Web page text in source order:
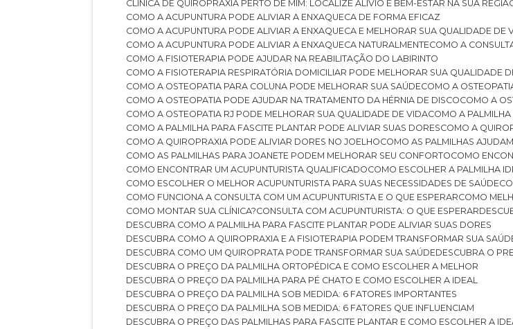
CLÍNICA DE QUIROPRAXIA PERTO DE MIM: LOCALIZE ALÍVIO E BEM-ESTAR NA SUA
COMO A ACUPUNTURA PODE ALIVIAR A ENXAQUECA DE FORMA EFICAZ
COMO A ACUPUNTURA PODE ALIVIAR A ENXAQUECA E MELHORAR SUA QUALIDADE DE
COMO A ACUPUNTURA PODE ALIVIAR A ENXAQUECA NATURALMENTE
COMO A
COMO A FISIOTERAPIA PODE AJUDAR NA REABILITAÇÃO DO LABIRINTO
COMO A FISIOTERAPIA RESPIRATÓRIA DOMICILIAR PODE MELHORAR SUA QUALIDADE
COMO A OSTEOPATIA PARA COLUNA PODE MELHORAR SUA SAÚDE
COMO A
COMO A OSTEOPATIA PODE AJUDAR NA TRATAMENTO DA HÉRNIA DE DISCO
COMO A
COMO A OSTEOPATIA RJ PODE MELHORAR SUA QUALIDADE DE VIDA
COMO A
COMO A PALMILHA PARA FASCITE PLANTAR PODE ALIVIAR SUAS DORES
COMO A
COMO A QUIROPRAXIA PODE ALIVIAR DORES NO JOELHO
COMO AS PALMILHAS
COMO AS PALMILHAS PARA JOANETE PODEM MELHORAR SEU CONFORTO
COMO
COMO ENCONTRAR UM ACUPUNTURISTA QUALIFICADO
COMO ESCOLHER A PALMILHA
COMO ESCOLHER O MELHOR ACUPUNTURISTA PARA SUAS NECESSIDADES DE SAÚDE
COMO FUNCIONA A CONSULTA COM UM ACUPUNTURISTA E O QUE ESPERAR
COMO
COMO MONTAR SUA CLÍNICA?
CONSULTA COM ACUPUNTURISTA: O QUE ESPERAR
DESCUBRA COMO A PALMILHA PARA FASCITE PLANTAR PODE ALIVIAR SUAS DORES
DESCUBRA COMO A QUIROPRAXIA E A FISIOTERAPIA PODEM TRANSFORMAR SUA
DESCUBRA COMO UM QUIROPRATA PODE TRANSFORMAR SUA SAÚDE
DESCUBRA O
DESCUBRA O PREÇO DA PALMILHA ORTOPÉDICA E COMO ESCOLHER A MELHOR
DESCUBRA O PREÇO DA PALMILHA PARA PÉ CHATO E COMO ESCOLHER A IDEAL
DESCUBRA O PREÇO DA PALMILHA SOB MEDIDA: 6 FATORES IMPORTANTES
DESCUBRA O PREÇO DA PALMILHA SOB MEDIDA: 6 FATORES QUE INFLUENCIAM
DESCUBRA O PREÇO DAS PALMILHAS PARA FASCITE PLANTAR E COMO ESCOLHER A